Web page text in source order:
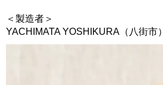
＜製造者＞
YACHIMATA YOSHIKURA（八街市）